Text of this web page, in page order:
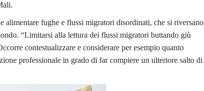
alimentare fughe e flussi migratori disordinati, che si riversano
“Limitarsi alla lettura dei flussi migratori buttando giù
contestualizzare e considerare per esempio quanto
professionale in grado di far compiere un ulteriore salto di